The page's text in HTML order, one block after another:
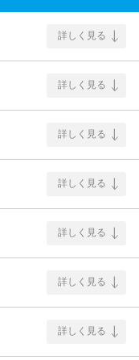
詳しく見る
詳しく見る
詳しく見る
詳しく見る
詳しく見る
詳しく見る
詳しく見る